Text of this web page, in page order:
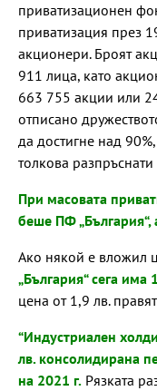
приватизационен
приватизация през
акционери. Броят
911 лица, като
663 755 акции или
отписано
да достигне над
толкова
При масовата
беше ПФ „България“,
Ако някой е вложил
„България“ сега има
цена от 1,9 лв.
“Индустриален
лв. консолидирана
на 2021 г. Рязката